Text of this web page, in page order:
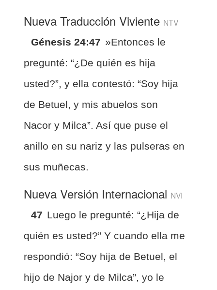
Nueva Traducción Viviente NTV
Génesis 24:47 »Entonces le
pregunté: “¿De quién es hija
usted?”, y ella contestó: “Soy hija
de Betuel, y mis abuelos son
Nacor y Milca”. Así que puse el
anillo en su nariz y las pulseras en
sus muñecas.
Nueva Versión Internacional NVI
47 Luego le pregunté: “¿Hija de
quién es usted?” Y cuando ella me
respondió: “Soy hija de Betuel, el
hijo de Najor y de Milca”, yo le